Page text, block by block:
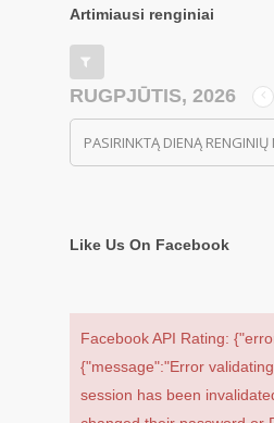
Artimiausi renginiai
RUGPJŪTIS, 2026
PASIRINKTĄ DIENĄ RENGINIŲ
Like Us On Facebook
Facebook API Rating:
{"message":"Error
session has been